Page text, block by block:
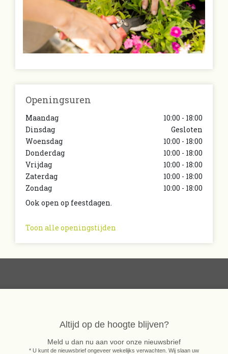
Openingsuren
Maandag
10:00 - 18:00
Dinsdag
Gesloten
Woensdag
10:00 - 18:00
Donderdag
10:00 - 18:00
Vrijdag
10:00 - 18:00
Zaterdag
10:00 - 18:00
Zondag
10:00 - 18:00
Ook open op feestdagen.
Toon alle openingstijden
Altijd op de hoogte blijven?
Meld u dan nu aan voor onze nieuwsbrief
* U kunt de nieuwsbrief ongeveer wekelijks verwachten. Wij slaan uw